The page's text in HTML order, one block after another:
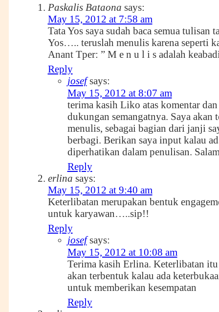
Paskalis Bataona says:
May 15, 2012 at 7:58 am
Tata Yos saya sudah baca semua tulisan
Yos….. teruslah menulis karena seperti
Anant Tper: ” M e n u l i s adalah
Reply
josef says:
May 15, 2012 at 8:07 am
terima kasih Liko atas komentar dan
dukungan semangatnya. Saya akan
menulis, sebagai bagian dari janji
berbagi. Berikan saya input kalau
diperhatikan dalam penulisan.
Reply
erlina says:
May 15, 2012 at 9:40 am
Keterlibatan merupakan bentuk
untuk karyawan…..sip!!
Reply
josef says:
May 15, 2012 at 10:08 am
Terima kasih Erlina. Keterlibatan itu
akan terbentuk kalau ada
untuk memberikan kesempatan
Reply